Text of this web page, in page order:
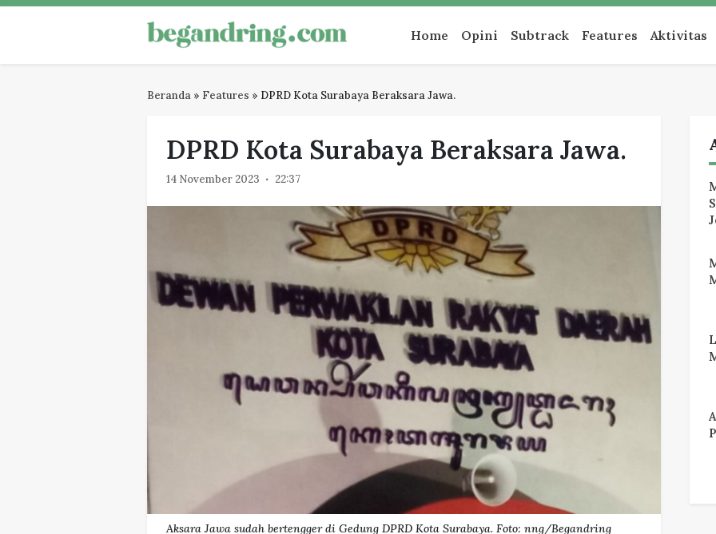
Skip
Begandring
Menjaga ingatan untuk masa depan Home Opini Subtrack Features Aktivitas
Beranda » Features » DPRD Kota Surabaya Beraksara Jawa.
DPRD Kota Surabaya Beraksara Jawa.
14 November 2023 22:37
Aksara Jawa sudah bertengger di Gedung DPRD Kota Surabaya. Foto: nng/Begandring